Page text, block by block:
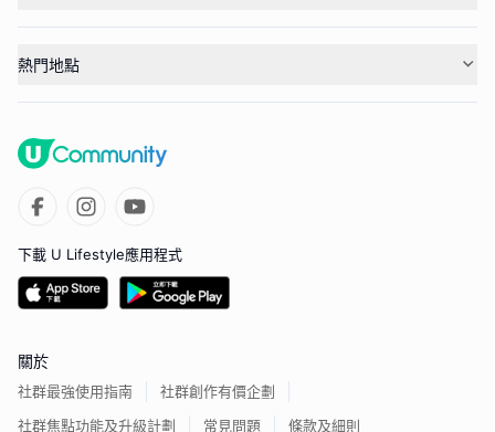
熱門地點
下載 U Lifestyle應用程式
關於
社群最強使用指南
社群創作有價企劃
社群焦點功能及升級計劃
常見問題 條款及細則